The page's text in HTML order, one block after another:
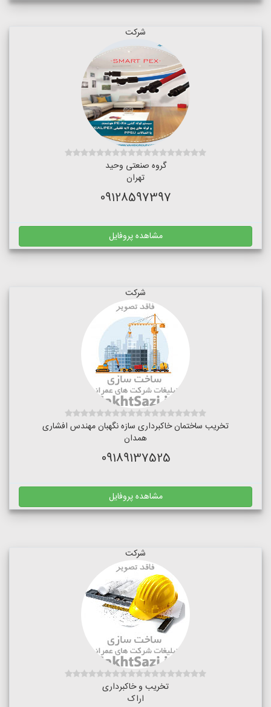
شرکت
گروه صنعتی وحید
تهران
09128597397
مشاهده پروفایل
شرکت
تخریب ساختمان خاکبرداری سازه نگهبان مهندس افشاری
همدان
09189137525
مشاهده پروفایل
شرکت
تخریب و خاکبرداری
اراک